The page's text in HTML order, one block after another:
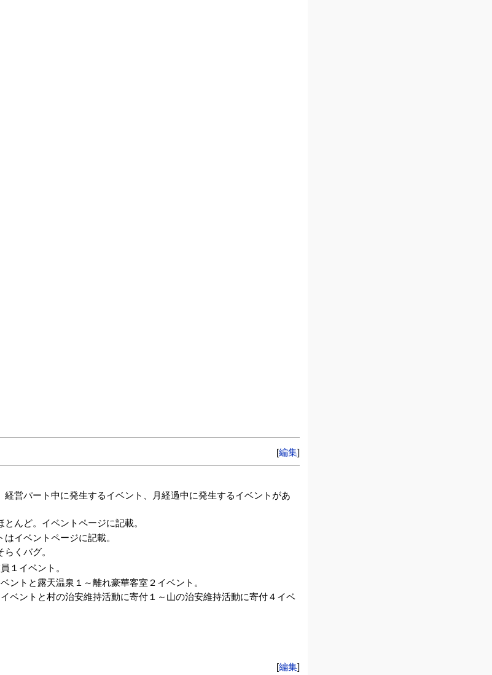
[編集]
営パート中に発生するイベント、月経過中に発生するイベントがあ
んど。イベントページに記載。
イベントページに記載。
くバグ。
１イベント。
ントと露天温泉１～離れ豪華客室２イベント。
ベントと村の治安維持活動に寄付１～山の治安維持活動に寄付４イベ
[編集]